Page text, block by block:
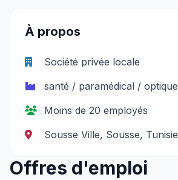
À propos
Société privée locale
santé / paramédical / optique
Moins de 20 employés
Sousse Ville, Sousse, Tunisie
Offres d'emploi